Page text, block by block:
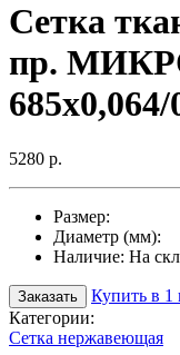
Сетка
пр.
685х0,064/
5280 р.
Размер:
Диаметр (мм):
Наличие: На
Заказать
Купить в 1
Категории:
Сетка нержавеющая